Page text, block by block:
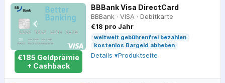
€185 Geldprämie
+ Cashback
BBBank Visa DirectCard
BBBank · VISA · Debitkarte
€18 pro Jahr
weltweit gebührenfrei bezahlen
kostenlos Bargeld abheben
Details ▾Produktseite